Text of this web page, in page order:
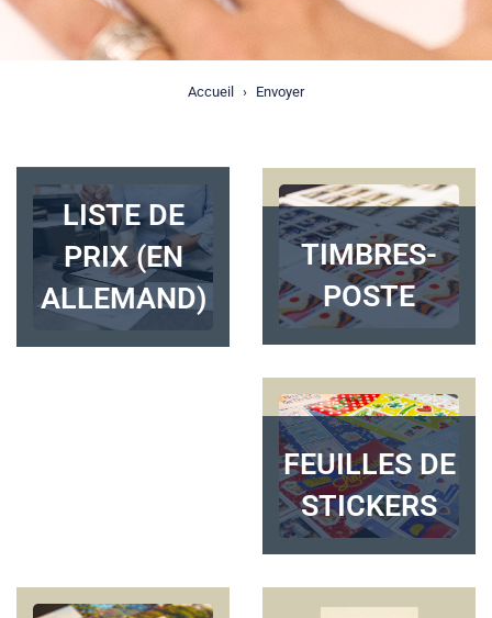
Accueil Envoyer
LISTE DE
PRIX (EN
ALLEMAND)
TIMBRES-
POSTE
FEUILLES DE
STICKERS